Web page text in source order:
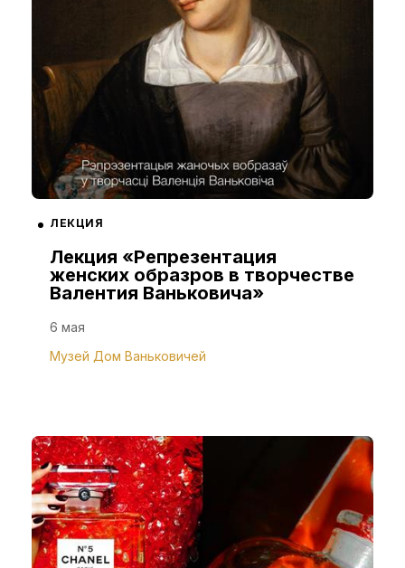
ЛЕКЦИЯ
Лекция «Репрезентация
женских образров в творчестве
Валентия Ваньковича»
6 мая
Музей Дом Ваньковичей